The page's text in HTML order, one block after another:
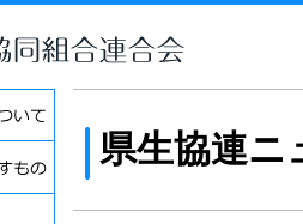
県生協連ニ